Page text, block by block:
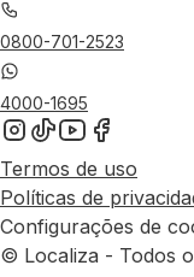
0800-701-2523
4000-1695
Termos de uso
Políticas de
Configurações de
© Localiza - Todos